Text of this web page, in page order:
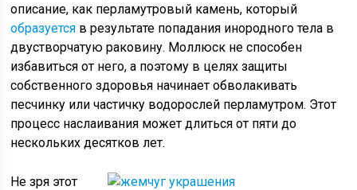
описание, как перламутровый камень, который
образуется в результате попадания инородного тела в
двустворчатую раковину. Моллюск не способен
избавиться от него, а поэтому в целях защиты
собственного здоровья начинает обволакивать
песчинку или частичку водорослей перламутром. Этот
процесс наслаивания может длиться от пяти до
нескольких десятков лет.
Не зря этот